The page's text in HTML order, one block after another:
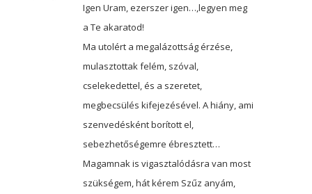
Igen Uram, ezerszer igen…,legyen meg
a Te akaratod!
Ma utolért a megalázottság érzése,
mulasztottak felém, szóval,
cselekedettel, és a szeretet,
megbecsülés kifejezésével. A hiány, ami
szenvedésként borított el,
sebezhetőségemre ébresztett…
Magamnak is vigasztalódásra van most
szükségem, hát kérem Szűz anyám,